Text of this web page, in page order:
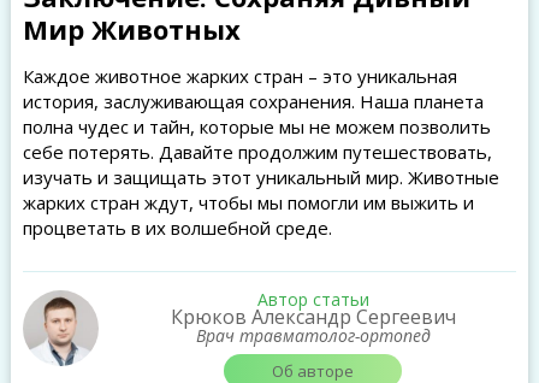
Мир Животных
Каждое животное жарких стран – это уникальная
история, заслуживающая сохранения. Наша планета
полна чудес и тайн, которые мы не можем позволить
себе потерять. Давайте продолжим путешествовать,
изучать и защищать этот уникальный мир. Животные
жарких стран ждут, чтобы мы помогли им выжить и
процветать в их волшебной среде.
Автор статьи
Крюков Александр Сергеевич
Врач травматолог-ортопед
Об авторе